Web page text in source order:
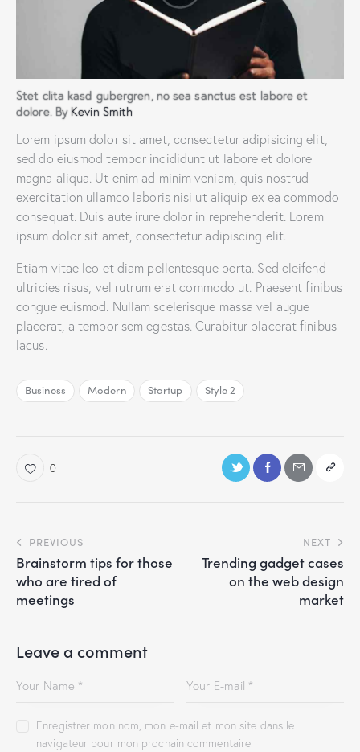
Stet clita kasd gubergren, no sea sanctus est labore et
dolore. ByKevin Smith
Lorem ipsum dolor sit amet, consectetur adipisicing elit,
sed do eiusmod tempor incididunt ut labore et dolore
magna aliqua. Ut enim ad minim veniam, quis nostrud
exercitation ullamco laboris nisi ut aliquip ex ea commodo
consequat. Duis aute irure dolor in reprehenderit. Lorem
ipsum dolor sit amet, consectetur adipiscing elit.
Etiam vitae leo et diam pellentesque porta. Sed eleifend
ultricies risus, vel rutrum erat commodo ut. Praesent finibus
congue euismod. Nullam scelerisque massa vel augue
placerat, a tempor sem egestas. Curabitur placerat finibus
lacus.
Business Modern Startup Style 2
0
PREVIOUS
Brainstorm tips for those
who are tired of
meetings
NEXT
Trending gadget cases
on the web design
market
Leave a comment
Enregistrer mon nom, mon e-mail et mon site dans le
navigateur pour mon prochain commentaire.